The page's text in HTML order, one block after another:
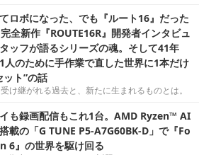
ロボになった、でも『ルート16』だった
全新作『ROUTE16R』開発者インタビュ
ッフが語るシリーズの魂。そして41年
人のために手作業で直した世界に1本だけ
ット”の話
け継がれる過去と、新たに生まれるものとは。
も録画配信もこれ1台。AMD Ryzen™ AI
載の「G TUNE P5-A7G60BK-D」で『Fo
6』の世界を駆け回る